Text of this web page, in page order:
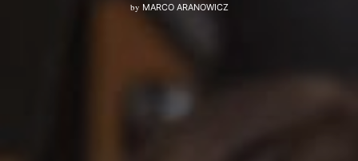
by MARCO ARANOWICZ